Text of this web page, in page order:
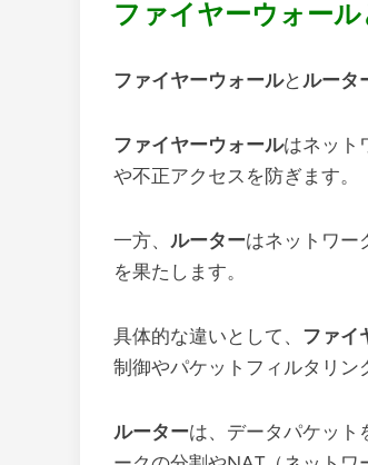
ファイヤーウォー
ファイヤーウォールとルータ
ファイヤーウォールはネット
や不正アクセスを防ぎます。
一方、 ルーターはネットワー
を果たします。
具体的な違いとして、 ファイ
制御やパケットフィルタリン
ルーターは、データパケット